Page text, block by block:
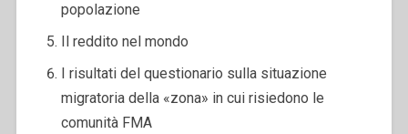
popolazione
Il reddito nel mondo
I risultati del questionario sulla situazione
migratoria della «zona» in cui risiedono le
comunità FMA